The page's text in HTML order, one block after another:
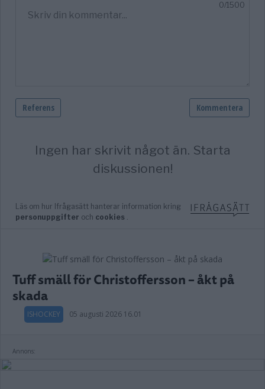
Tuff smäll för Christoffersson – åkt på
skada
ISHOCKEY 05 augusti 2026 16.01
Annons: